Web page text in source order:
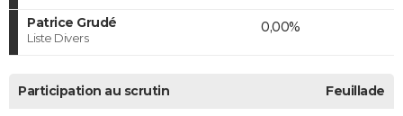
Patrice Grudé
Liste Divers
0,00%
Participation au scrutin Feuillade